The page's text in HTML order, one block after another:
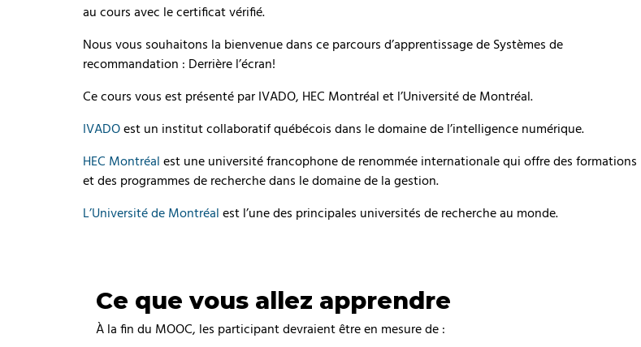
au cours avec le certificat vérifié.
Nous vous souhaitons la bienvenue dans ce parcours d’apprentissage de Systèmes de
recommandation : Derrière l’écran!
Ce cours vous est présenté par IVADO, HEC Montréal et l’Université de Montréal.
IVADO est un institut collaboratif québécois dans le domaine de l’intelligence numérique.
HEC Montréal est une université francophone de renommée internationale qui offre des formations
et des programmes de recherche dans le domaine de la gestion.
L’Université de Montréal est l’une des principales universités de recherche au monde.
Ce que vous allez apprendre
À la fin du MOOC, les participant devraient être en mesure de :